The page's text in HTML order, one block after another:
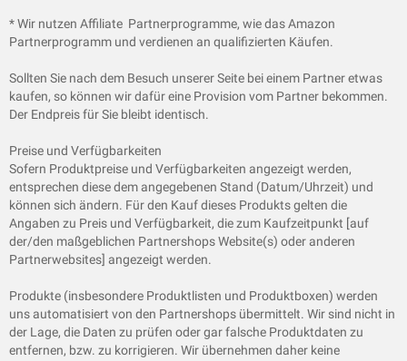
* Wir nutzen Affiliate Partnerprogramme, wie das Amazon
Partnerprogramm und verdienen an qualifizierten Käufen.
Sollten Sie nach dem Besuch unserer Seite bei einem Partner etwas
kaufen, so können wir dafür eine Provision vom Partner bekommen.
Der Endpreis für Sie bleibt identisch.
Preise und Verfügbarkeiten
Sofern Produktpreise und Verfügbarkeiten angezeigt werden,
entsprechen diese dem angegebenen Stand (Datum/Uhrzeit) und
können sich ändern. Für den Kauf dieses Produkts gelten die
Angaben zu Preis und Verfügbarkeit, die zum Kaufzeitpunkt [auf
der/den maßgeblichen Partnershops Website(s) oder anderen
Partnerwebsites] angezeigt werden.
Produkte (insbesondere Produktlisten und Produktboxen) werden
uns automatisiert von den Partnershops übermittelt. Wir sind nicht in
der Lage, die Daten zu prüfen oder gar falsche Produktdaten zu
entfernen, bzw. zu korrigieren. Wir übernehmen daher keine